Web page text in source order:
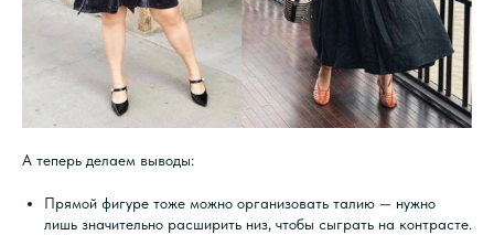
А теперь делаем выводы:
Прямой фигуре тоже можно организовать талию — нужно
лишь значительно расширить низ, чтобы сыграть на контрасте.